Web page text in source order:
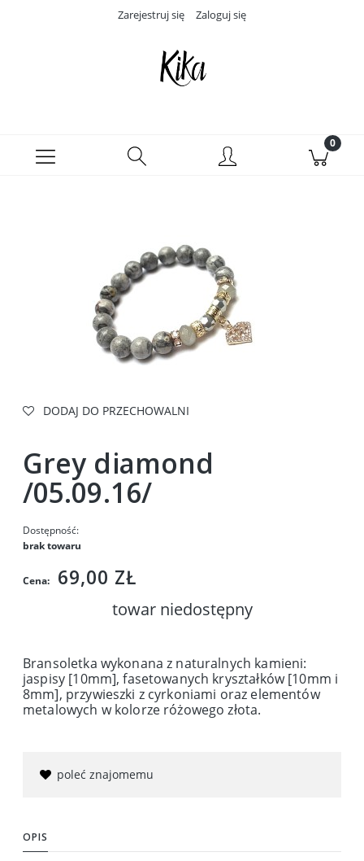
Zarejestruj się Zaloguj się
DODAJ DO PRZECHOWALNI
Grey diamond
/05.09.16/
Dostępność:
brak towaru
Cena: 69,00 ZŁ
towar niedostępny
Bransoletka wykonana z naturalnych kamieni:
jaspisy [10mm], fasetowanych kryształków [10mm i
8mm], przywieszki z cyrkoniami oraz elementów
metalowych w kolorze różowego złota.
poleć znajomemu
OPIS